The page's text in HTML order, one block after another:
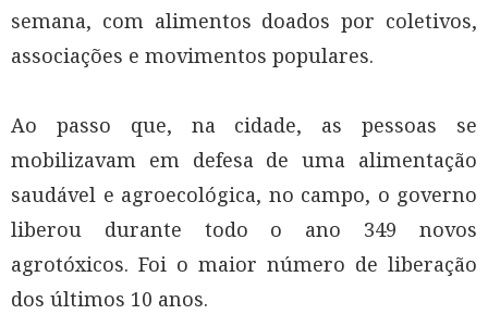
semana, com alimentos doados por coletivos,
associações e movimentos populares.
Ao passo que, na cidade, as pessoas se
mobilizavam em defesa de uma alimentação
saudável e agroecológica, no campo, o governo
liberou durante todo o ano 349 novos
agrotóxicos. Foi o maior número de liberação
dos últimos 10 anos.